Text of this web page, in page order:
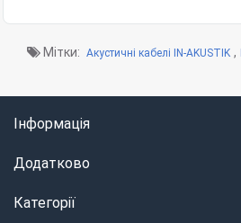
Мітки: Акустичні кабелі IN-AKUSTIK ,
Інформація
Додатково
Категорії